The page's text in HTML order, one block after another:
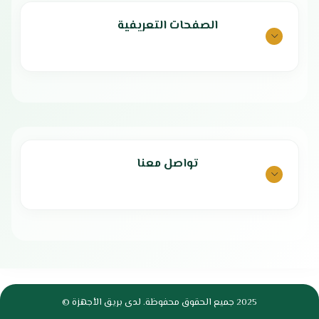
الصفحات التعريفية
تواصل معنا
2025 جميع الحقوق محفوظة. لدى بريق الأجهزة ©